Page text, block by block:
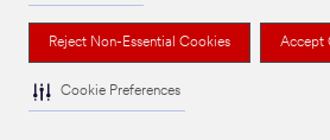
Reject Non-Essential Cookies Accept
Cookie Preferences